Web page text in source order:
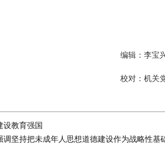
编辑：李
校对：机关
设教育强国
坚持把未成年人思想道德建设作为战略性基